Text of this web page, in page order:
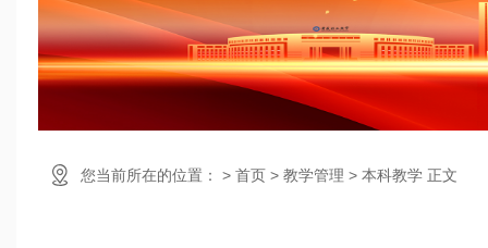
您当前所在的位置： > 首页 > 教学管理 > 本科教学 正文